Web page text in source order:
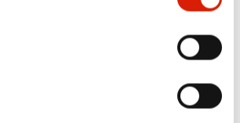
SUSZARKA VILEDA KING
Czasowo niedostępne